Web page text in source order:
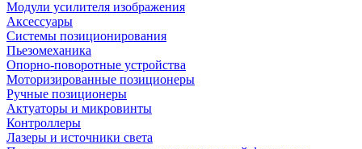
Модули усилителя изображения
Аксессуары
Системы позиционирования
Пьезомеханика
Опорно-поворотные устройства
Моторизированные позиционеры
Ручные позиционеры
Актуаторы и микровинты
Контроллеры
Лазеры и источники света